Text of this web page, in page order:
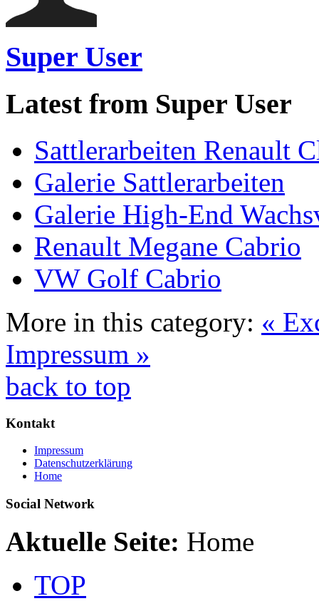
Super User
Latest from Super User
Sattlerarbeiten Renault
Galerie Sattlerarbeiten
Galerie High-End
Renault Megane Cabrio
VW Golf Cabrio
More in this category: «
Impressum »
back to top
Kontakt
Impressum
Datenschutzerklärung
Home
Social Network
Aktuelle Seite: Home
TOP